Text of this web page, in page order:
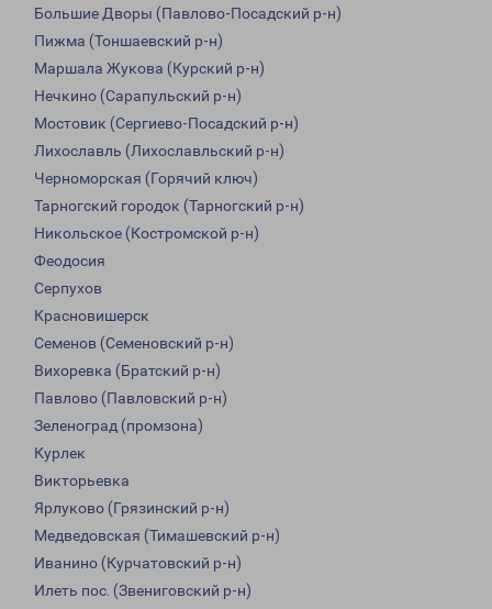
Большие Дворы (Павлово-Посадский р-н)
Пижма (Тоншаевский р-н)
Маршала Жукова (Курский р-н)
Нечкино (Сарапульский р-н)
Мостовик (Сергиево-Посадский р-н)
Лихославль (Лихославльский р-н)
Черноморская (Горячий ключ)
Тарногский городок (Тарногский р-н)
Никольское (Костромской р-н)
Феодосия
Серпухов
Красновишерск
Семенов (Семеновский р-н)
Вихоревка (Братский р-н)
Павлово (Павловский р-н)
Зеленоград (промзона)
Курлек
Викторьевка
Ярлуково (Грязинский р-н)
Медведовская (Тимашевский р-н)
Иванино (Курчатовский р-н)
Илеть пос. (Звениговский р-н)